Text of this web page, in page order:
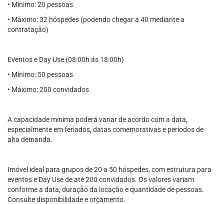
• Mínimo: 20 pessoas
• Máximo: 32 hóspedes (podendo chegar a 40 mediante a
contratação)
Eventos e Day Use (08:00h ás 18:00h)
• Mínimo: 50 pessoas
• Máximo: 200 convidados
A capacidade mínima poderá variar de acordo com a data,
especialmente em feriados, datas comemorativas e períodos de
alta demanda.
Imóvel ideal para grupos de 20 a 50 hóspedes, com estrutura para
eventos e Day Use de até 200 convidados. Os valores variam
conforme a data, duração da locação e quantidade de pessoas.
Consulte disponibilidade e orçamento.